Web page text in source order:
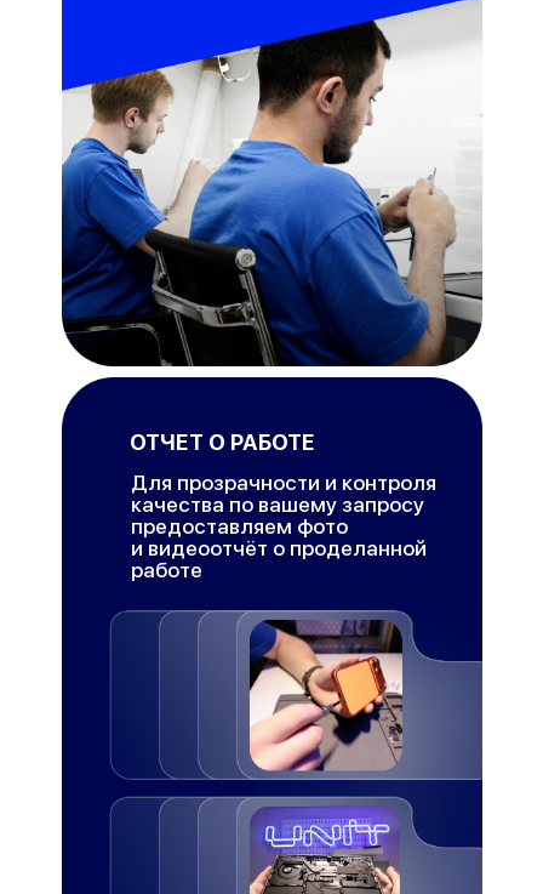
Для прозрачности и контроля
качества по вашему запросу
предоставляем фото
и видеоотчёт о проделанной
работе
ОТЧЕТ О РАБОТЕ